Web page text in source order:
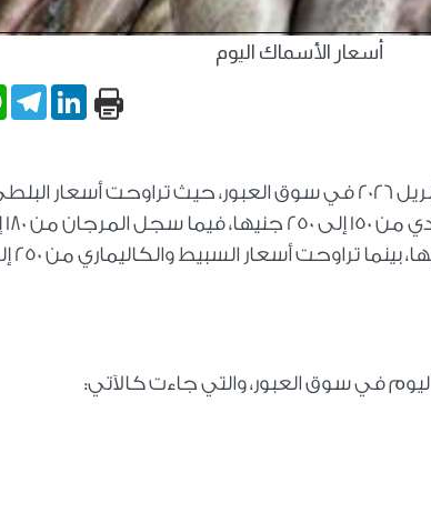
أسعار الأسماك اليوم
LinkedIn
في سوق العبور، والتي جاءت كالآتي: